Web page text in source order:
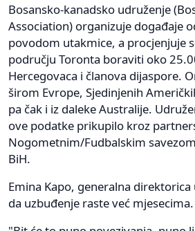
Bosansko-kanadsko udruženje
Association) organizuje događaje
povodom utakmice, a procjenjuje
području Toronta boraviti oko
Hercegovaca i članova dijaspore.
širom Evrope, Sjedinjenih
pa čak i iz daleke Australije.
ove podatke prikupilo kroz
Nogometnim/Fudbalskim
BiH.
Emina Kapo, generalna
da uzbuđenje raste već mjesecima.